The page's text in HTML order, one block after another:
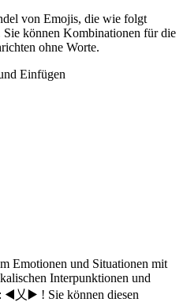
von Emojis, die wie folgt
können Kombinationen für die
ohne Worte.
Einfügen
Emotionen und Situationen mit
Interpunktionen und
◀️乂▶️ ! Sie können diesen